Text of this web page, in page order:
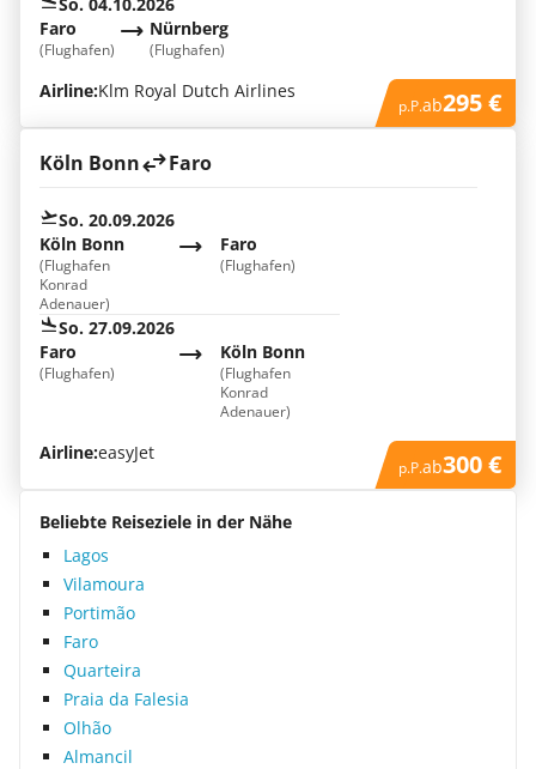
Nürnberg
(Flughafen)
Faro
(Flughafen)
Airline:Klm Royal Dutch Airlines
p.P.ab295 €
Köln Bonn Faro
So. 20.09.2026
Köln Bonn
(Flughafen
Konrad
Adenauer)
Faro
(Flughafen)
So. 27.09.2026
Köln Bonn
(Flughafen
Konrad
Adenauer)
Faro
(Flughafen)
Airline:easyJet
p.P.ab300 €
Beliebte Reiseziele in der Nähe
Lagos
Vilamoura
Portimão
Faro
Quarteira
Praia da Falesia
Olhão
Almancil